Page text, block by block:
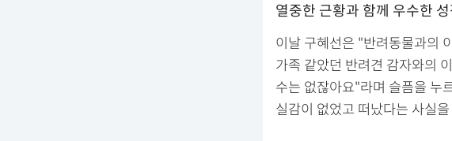
열중한 근황과 함께 우수한
이날 구혜선은 "반려동물과의
가족 같았던 반려견 감자와의
수는 없잖아요"라며 슬픔을 누
실감이 없었고 떠났다는 사실